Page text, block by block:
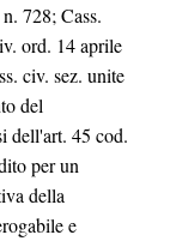
728; Cass.
ord. 14 aprile
civ. sez. unite
del
dell'art. 45 cod.
per un
della
e